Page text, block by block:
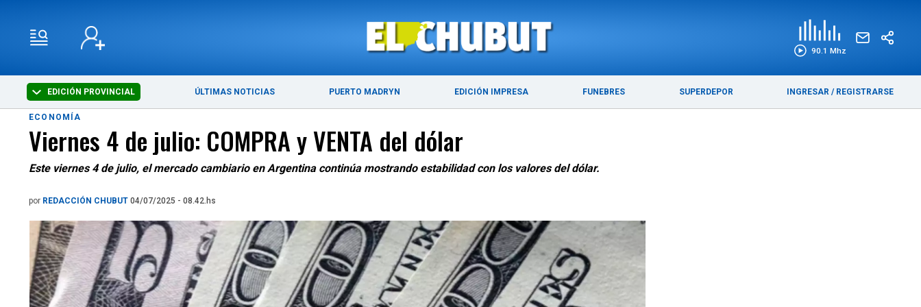
90.1 Mhz
EDICIÓN PROVINCIAL ÚLTIMAS NOTICIAS PUERTO MADRYN EDICIÓN IMPRESA FUNEBRES SUPERDEPOR INGRESAR / REGISTRARSE
ÚLTIMAS NOTICIAS PUERTO MADRYN
ECONOMÍA
Viernes 4 de julio: COMPRA y VENTA del dólar
Este viernes 4 de julio, el mercado cambiario en Argentina continúa mostrando estabilidad con los valores del dólar.
por REDACCIÓN CHUBUT 04/07/2025 - 08.42.hs